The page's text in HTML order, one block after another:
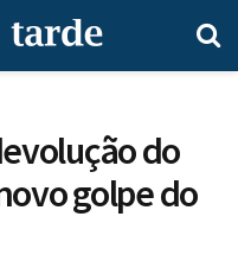
do
golpe do